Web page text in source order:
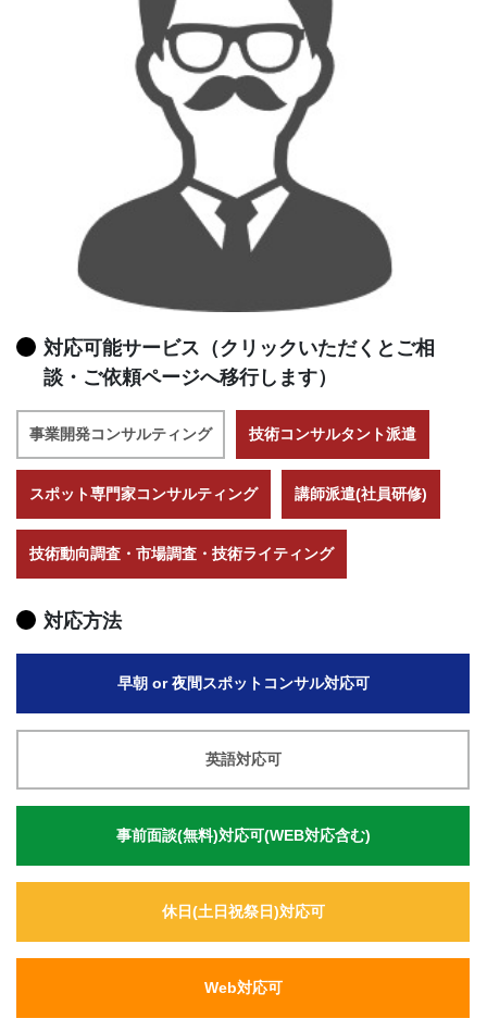
対応可能サービス（クリックいただくとご相
談・ご依頼ページへ移行します）
事業開発コンサルティング 技術コンサルタント派遣
スポット専門家コンサルティング 講師派遣(社員研修)
技術動向調査・市場調査・技術ライティング
対応方法
早朝 or 夜間スポットコンサル対応可
英語対応可
事前面談(無料)対応可(WEB対応含む)
休日(土日祝祭日)対応可
Web対応可